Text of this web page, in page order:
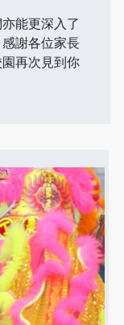
能更深入了
謝各位家長
再次見到你